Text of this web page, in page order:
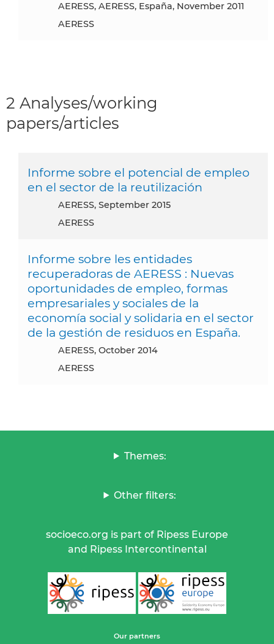
AERESS, AERESS, España, November 2011
AERESS
2 Analyses/working
papers/articles
Informe sobre el potencial de empleo
en el sector de la reutilización
AERESS, September 2015
AERESS
Informe sobre les entidades
recuperadoras de AERESS : Nuevas
oportunidades de empleo, formas
empresariales y sociales de la
economía social y solidaria en el sector
de la gestión de residuos en España.
AERESS, October 2014
AERESS
Themes:
Other filters:
socioeco.org is part of Ripess Europe
and Ripess Intercontinental
Our partners